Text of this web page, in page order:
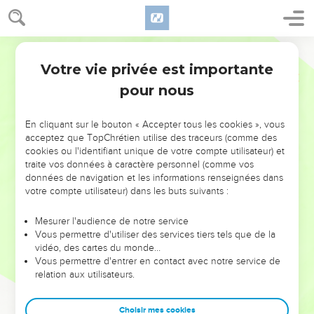
NE MANQUEZ PAS L’ÉVÉNEMENT
DE L’ANNÉE !
ET SI LEURS ERREURS POUVAIENT VOUS ÉVITER LES
VOTRES ?
leur foi ou leur vision. Mais on voit moins les doutes, les erreurs
et les saisons difficiles qu'ils ont traversés, alors même que ce
sont elles qui les ont façonnés.
Dans cette conférence, leaders, entrepreneurs, et responsables
clés pour avancer avec plus de sagesse afin que leurs erreurs
Votre vie privée est importante
pour nous
En cliquant sur le bouton « Accepter tous les cookies », vous
acceptez que TopChrétien utilise des traceurs (comme des
cookies ou l'identifiant unique de votre compte utilisateur) et
traite vos données à caractère personnel (comme vos
données de navigation et les informations renseignées dans
votre compte utilisateur) dans les buts suivants :
Mesurer l'audience de notre service
Vous permettre d'utiliser des services tiers tels que de la
vidéo, des cartes du monde…
Vous permettre d'entrer en contact avec notre service de
relation aux utilisateurs.
Choisir mes cookies